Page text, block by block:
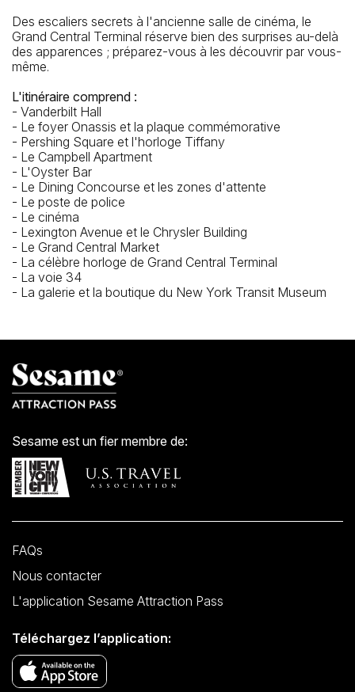
Des escaliers secrets à l'ancienne salle de cinéma, le
Grand Central Terminal réserve bien des surprises au-delà
des apparences ; préparez-vous à les découvrir par vous-
même.
L'itinéraire comprend :
- Vanderbilt Hall
- Le foyer Onassis et la plaque commémorative
- Pershing Square et l'horloge Tiffany
- Le Campbell Apartment
- L'Oyster Bar
- Le Dining Concourse et les zones d'attente
- Le poste de police
- Le cinéma
- Lexington Avenue et le Chrysler Building
- Le Grand Central Market
- ​​La célèbre horloge de Grand Central Terminal
- La voie 34
- La galerie et la boutique du New York Transit Museum
Sesame est un fier membre de:
FAQs
Nous contacter
L'application Sesame Attraction Pass
Téléchargez l’application: